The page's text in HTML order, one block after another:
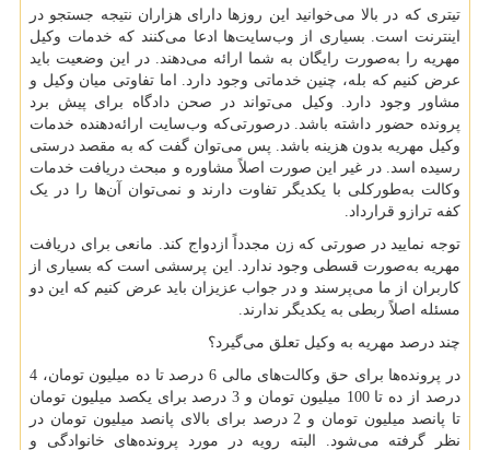
تیتری که در بالا می‌خوانید این روزها دارای هزاران نتیجه جستجو در
اینترنت است. بسیاری از وب‌سایت‌ها ادعا می‌کنند که خدمات وکیل
مهریه را به‌صورت رایگان به شما ارائه می‌دهند. در این وضعیت باید
عرض کنیم که بله، چنین خدماتی وجود دارد. اما تفاوتی میان وکیل و
مشاور وجود دارد. وکیل می‌تواند در صحن دادگاه برای پیش برد
پرونده حضور داشته باشد. درصورتی‌که وب‌سایت ارائه‌دهنده خدمات
وکیل مهریه بدون هزینه باشد. پس می‌توان گفت که به مقصد درستی
رسیده اسد. در غیر این صورت اصلاً مشاوره و مبحث دریافت خدمات
وکالت به‌طورکلی با یکدیگر تفاوت دارند و نمی‌توان آن‌ها را در یک
کفه ترازو قرارداد.
توجه نمایید در صورتی که زن مجدداً ازدواج کند. مانعی برای دریافت
مهریه به‌صورت قسطی وجود ندارد. این پرسشی است که بسیاری از
کاربران از ما می‌پرسند و در جواب عزیزان باید عرض کنیم که این دو
مسئله اصلاً ربطی به یکدیگر ندارند.
چند درصد مهریه به وکیل تعلق می‌گیرد؟
در پرونده‌ها برای حق وکالت‌های مالی 6 درصد تا ده میلیون تومان، 4
درصد از ده تا 100 میلیون تومان و 3 درصد برای یکصد میلیون تومان
تا پانصد میلیون تومان و 2 درصد برای بالای پانصد میلیون تومان در
نظر گرفته می‌شود. البته رویه در مورد پرونده‌های خانوادگی و